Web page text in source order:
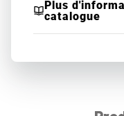
Plus
catalogue